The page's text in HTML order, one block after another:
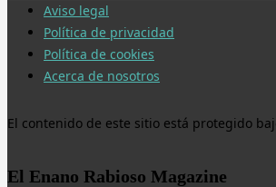
Aviso legal
Política de privacidad
Política de cookies
Acerca de nosotros
El contenido de este sitio está protegido
El Enano Rabioso Magazine